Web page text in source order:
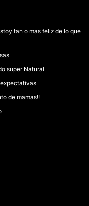
tan o mas feliz de lo que
super Natural
expectativas
de mamas!!